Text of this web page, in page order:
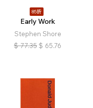
85折
Early Work
Stephen Shore
$ 77.35 $ 65.76